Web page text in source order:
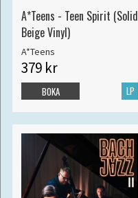
A*Teens - Teen Spirit (Solid
Beige Vinyl)
A*Teens
379 kr
LP
BOKA